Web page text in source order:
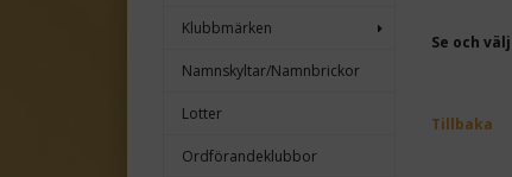
Klubbmärken
Namnskyltar/Namnbrickor
Lotter
Ordförandeklubbor
Se och
Tillbaka